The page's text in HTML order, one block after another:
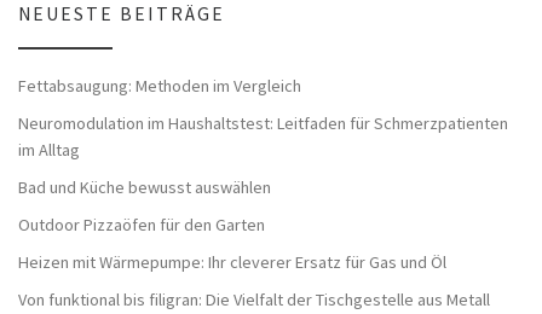
NEUESTE BEITRÄGE
Fettabsaugung: Methoden im Vergleich
Neuromodulation im Haushaltstest: Leitfaden für Schmerzpatienten
im Alltag
Bad und Küche bewusst auswählen
Outdoor Pizzaöfen für den Garten
Heizen mit Wärmepumpe: Ihr cleverer Ersatz für Gas und Öl
Von funktional bis filigran: Die Vielfalt der Tischgestelle aus Metall